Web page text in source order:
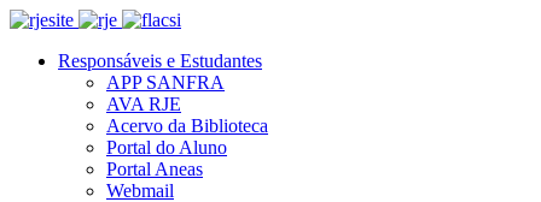
Responsáveis e Estudantes
APP SANFRA
AVA RJE
Acervo da Biblioteca
Portal do Aluno
Portal Aneas
Webmail